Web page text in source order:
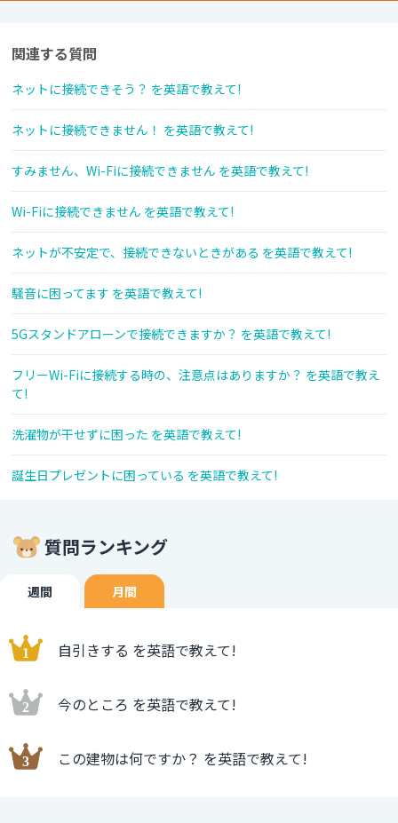
関連する質問
ネットに接続できそう？ を英語で教えて!
ネットに接続できません！ を英語で教えて!
すみません、Wi-Fiに接続できません を英語で教えて!
Wi-Fiに接続できません を英語で教えて!
ネットが不安定で、接続できないときがある を英語で教えて!
騒音に困ってます を英語で教えて!
5Gスタンドアローンで接続できますか？ を英語で教えて!
フリーWi-Fiに接続する時の、注意点はありますか？ を英語で教え
て!
洗濯物が干せずに困った を英語で教えて!
誕生日プレゼントに困っている を英語で教えて!
質問ランキング
週間 月間
自引きする を英語で教えて!
今のところ を英語で教えて!
この建物は何ですか？ を英語で教えて!